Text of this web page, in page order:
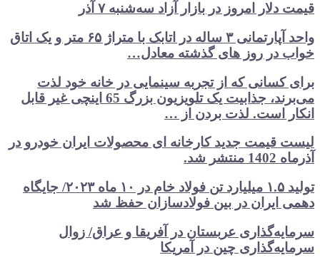
قیمت دلار امروز در بازار آزاد سه‌شنبه ۷ آذر
واحد آپارتمانی ۳ ساله در اتابک با متراژ ۶۵ متر و یک اتاق
خواب در روز های گذشته معادل…
برای کسانی که از تجربه سینمایی در خانه خود لذت
می‌برند، جذابیت یک تلویزیون بزرگ 65 اینچی غیر قابل
انکار است. لذت بردن از …
لیست قیمت جدید کارخانه ای محصولات ایران خودرو در
آذرماه 1402 منتشر شد.
تولید ۱.۵ میلیارد تن فولاد خام در ۱۰ ماه ۲۰۲۳/ جایگاه
دهمی ایران در بین فولادسازان حفظ شد
سرمایه‌گذاری عربستان در آفریقا و عراق/ زوال
سرمایه‌گذاری چین در آمریکا